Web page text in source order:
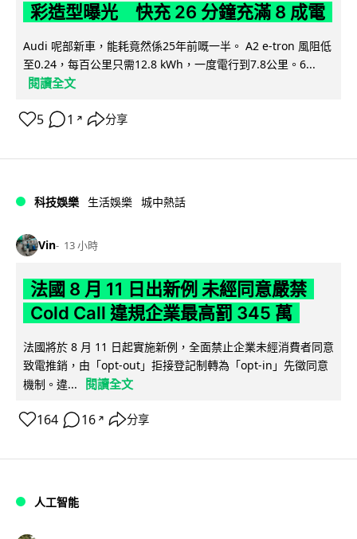
彩造型曝光 快充 26 分鐘充滿 8 成電
Audi 呢部新車，能耗竟然係25年前嘅一半。 A2 e-tron 風阻低
至0.24，每百公里只需12.8 kWh，一度電行到7.8公里。6...
閱讀全文
5 1 ↗ 分享
科技娛樂 生活娛樂 城中熱話
Vin 13 小時
法國 8 月 11 日出新例 未經同意嚴禁
Cold Call 違規企業最高罰 345 萬
法國將於 8 月 11 日起實施新例，全面禁止企業未經消費者同意
致電推銷，由「opt-out」拒接登記制轉為「opt-in」先徵同意
機制。違...
閱讀全文
164 16 ↗ 分享
人工智能